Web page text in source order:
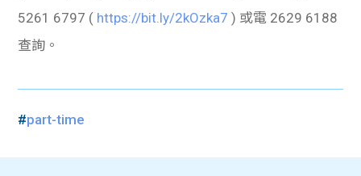
5261 6797 ( https://bit.ly/2kOzka7 ) 或電 2629 6188
查詢。
#part-time